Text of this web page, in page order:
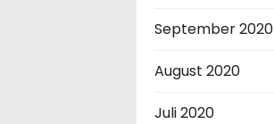
September 2020
August 2020
Juli 2020